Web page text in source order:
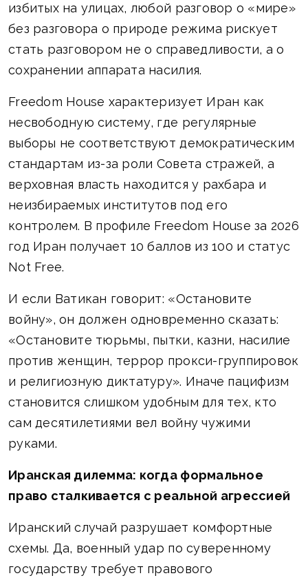
избитых на улицах, любой разговор о «мире»
без разговора о природе режима рискует
стать разговором не о справедливости, а о
сохранении аппарата насилия.
Freedom House характеризует Иран как
несвободную систему, где регулярные
выборы не соответствуют демократическим
стандартам из-за роли Совета стражей, а
верховная власть находится у рахбара и
неизбираемых институтов под его
контролем. В профиле Freedom House за 2026
год Иран получает 10 баллов из 100 и статус
Not Free.
И если Ватикан говорит: «Остановите
войну», он должен одновременно сказать:
«Остановите тюрьмы, пытки, казни, насилие
против женщин, террор прокси-группировок
и религиозную диктатуру». Иначе пацифизм
становится слишком удобным для тех, кто
сам десятилетиями вел войну чужими
руками.
Иранская дилемма: когда формальное
право сталкивается с реальной агрессией
Иранский случай разрушает комфортные
схемы. Да, военный удар по суверенному
государству требует правового